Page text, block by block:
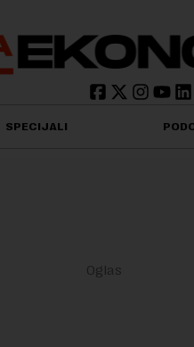
SPECIJALI